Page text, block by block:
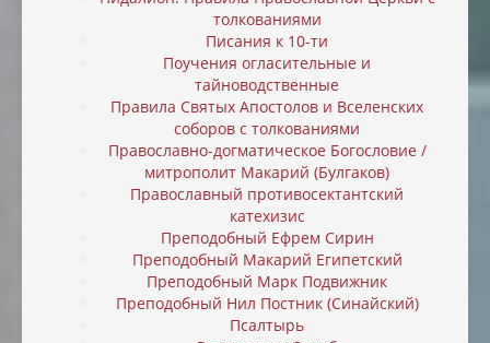
толкованиями
Писания к 10-ти
Поучения огласительные и
тайноводственные
Правила Святых Апостолов и Вселенских
соборов с толкованиями
Православно-догматическое Богословие /
митрополит Макарий (Булгаков)
Православный противосектантский
катехизис
Преподобный Ефрем Сирин
Преподобный Макарий Египетский
Преподобный Марк Подвижник
Преподобный Нил Постник (Синайский)
Псалтырь